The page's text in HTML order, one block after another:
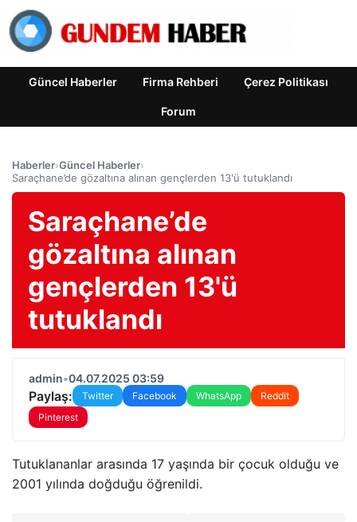
Güncel Haberler Firma Rehberi Çerez Politikası
Forum
Haberler›Güncel Haberler›
Saraçhane’de gözaltına alınan gençlerden 13'ü tutuklandı
Saraçhane’de
gözaltına alınan
gençlerden 13'ü
tutuklandı
admin•04.07.2025 03:59
Paylaş: Twitter Facebook WhatsApp
Reddit
Pinterest
Tutuklananlar arasında 17 yaşında bir çocuk olduğu ve
2001 yılında doğduğu öğrenildi.